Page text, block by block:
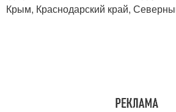
Крым, Краснодарский край,